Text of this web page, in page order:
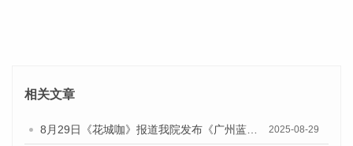
相关文章
2025-08-29